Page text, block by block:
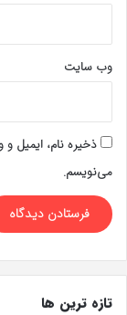
وب‌ سایت
ذخیره نام، ایمیل
می‌نویسم.
تازه ترین ها